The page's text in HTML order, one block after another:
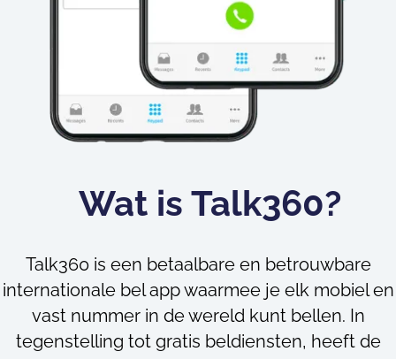
Wat is Talk360?
Talk360 is een betaalbare en betrouwbare
internationale bel app waarmee je elk mobiel en
vast nummer in de wereld kunt bellen. In
tegenstelling tot gratis beldiensten, heeft de